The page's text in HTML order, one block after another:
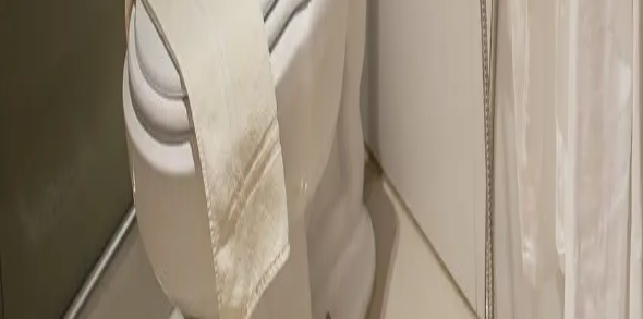
Enoboutique
POUSADA 130
POUSADA PREMIVM
POUSADA RAÍZES
POUSADA STORIA